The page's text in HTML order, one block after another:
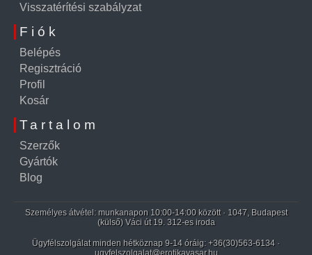
Visszatérítési szabályzat
Fiók
Belépés
Regisztráció
Profil
Kosár
Tartalom
Szerzők
Gyártók
Blog
Személyes átvétel: munkanapon 10:00-14:00 között · 1047, Budapest
(külső) Váci út 19. 312-es iroda
Ügyfélszolgálat minden hétköznap 9-14 óráig: +36(30)563-6134 ·
ugyfelszolgalat@erotikavasar.hu